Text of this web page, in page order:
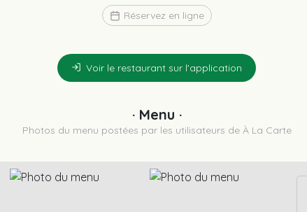
Réservez en ligne
Voir le restaurant sur l'application
· Menu ·
Photos du menu postées par les utilisateurs de À La Carte